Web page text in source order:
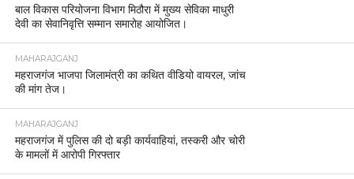
बाल विकास परियोजना विभाग मिठौरा में मुख्य सेविका माधुरी
देवी का सेवानिवृत्ति सम्मान समारोह आयोजित।
MAHARAJGANJ
महराजगंज भाजपा जिलामंत्री का कथित वीडियो वायरल, जांच
की मांग तेज।
MAHARAJGANJ
महराजगंज में पुलिस की दो बड़ी कार्यवाहियां, तस्करी और चोरी
के मामलों में आरोपी गिरफ्तार